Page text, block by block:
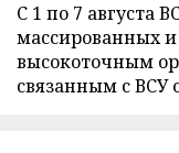
С 1 по 7 августа
массированных
высокоточным
связанным с ВСУ